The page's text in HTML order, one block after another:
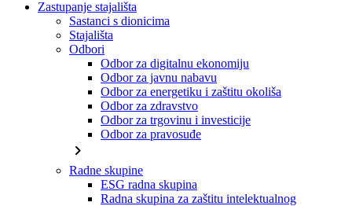
Zastupanje stajališta
Sastanci s dionicima
Stajališta
Odbori
Odbor za digitalnu ekonomiju
Odbor za javnu nabavu
Odbor za energetiku i zaštitu okoliša
Odbor za zdravstvo
Odbor za trgovinu i investicije
Odbor za pravosuđe
chevron_right
Radne skupine
ESG radna skupina
Radna skupina za zaštitu intelektualnog